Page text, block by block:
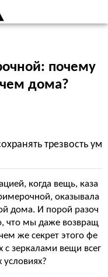
почему
дома?
трезвость ум
когда вещь, каза
оказывала
дома. И порой разоч
что мы даже возвращ
же секрет этого фе
с зеркалами вещи всег